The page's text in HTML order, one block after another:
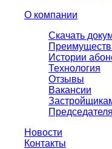
О компании
Скачать
Истории
Технология
Отзывы
Вакансии
Новости
Контакты